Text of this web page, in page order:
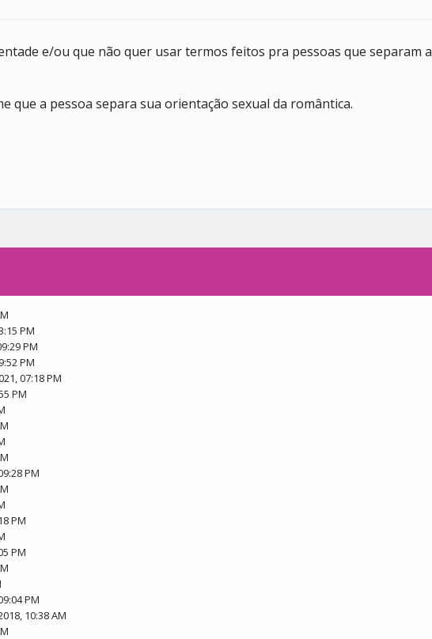
e/ou que não quer usar termos feitos pra pessoas que separam
que a pessoa separa sua orientação sexual da romântica.
PM
PM
PM
07:18 PM
PM
PM
PM
PM
PM
10:38 AM